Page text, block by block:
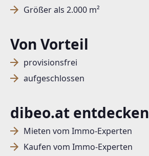
Größer als 2.000 m²
Von Vorteil
provisionsfrei
aufgeschlossen
dibeo.at entdecken
Mieten vom Immo-Experten
Kaufen vom Immo-Experten